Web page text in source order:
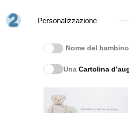
Personalizzazione
Nome del bambino
Una Cartolina